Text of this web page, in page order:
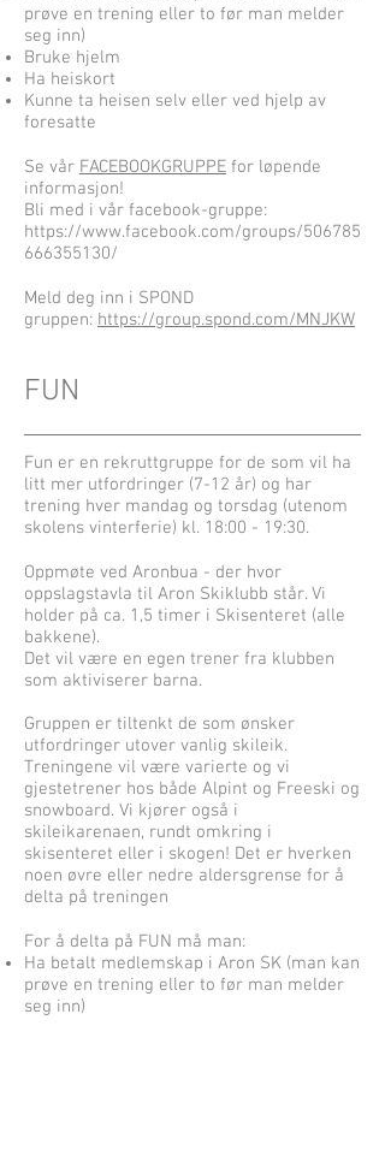
prøve en trening eller to før man melder
seg inn)
Bruke hjelm
Ha heiskort
Kunne ta heisen selv eller ved hjelp av
foresatte
Se vår FACEBOOKGRUPPE for løpende
informasjon!
Bli med i vår facebook-gruppe:
https://www.facebook.com/groups/506785
666355130/
Meld deg inn i SPOND
gruppen: https://group.spond.com/MNJKW
FUN
Fun er en rekruttgruppe for de som vil ha
litt mer utfordringer (7-12 år) og har
trening hver mandag og torsdag (utenom
skolens vinterferie) kl. 18:00 - 19:30.
Oppmøte ved Aronbua - der hvor
oppslagstavla til Aron Skiklubb står. Vi
holder på ca. 1,5 timer i Skisenteret (alle
bakkene).
Det vil være en egen trener fra klubben
som aktiviserer barna.
Gruppen er tiltenkt de som ønsker
utfordringer utover vanlig skileik.
Treningene vil være varierte og vi
gjestetrener hos både Alpint og Freeski og
snowboard. Vi kjører også i
skileikarenaen, rundt omkring i
skisenteret eller i skogen! Det er hverken
noen øvre eller nedre aldersgrense for å
delta på treningen
For å delta på FUN må man:
Ha betalt medlemskap i Aron SK (man kan
prøve en trening eller to før man melder
seg inn)